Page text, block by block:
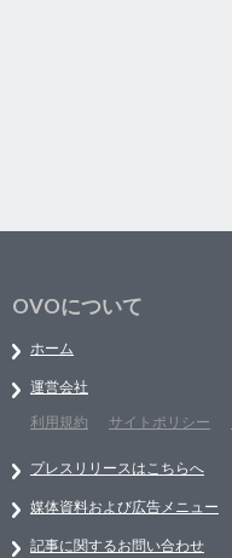
OVOについて
ホーム
運営会社
利用規約
サイトポリシー
プレスリリースはこちらへ
媒体資料および広告メニュー
記事に関するお問い合わせ